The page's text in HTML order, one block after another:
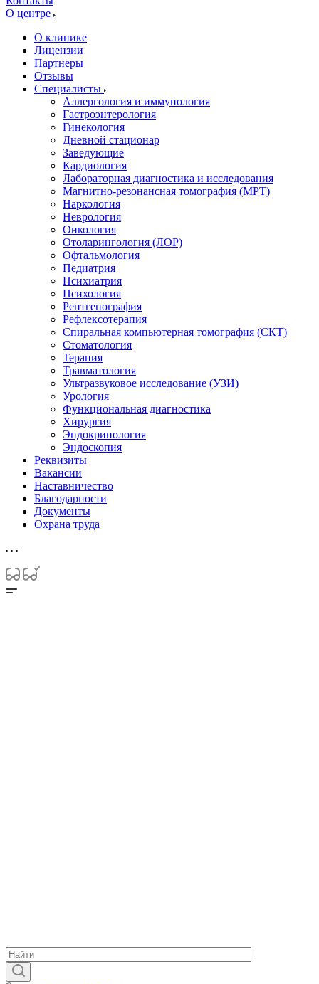
О центре
О клинике
Лицензии
Партнеры
Отзывы
Специалисты
Аллергология и иммунология
Гастроэнтерология
Гинекология
Дневной стационар
Заведующие
Кардиология
Лабораторная диагностика и исследования
Магнитно-резонансная томография (МРТ)
Наркология
Неврология
Онкология
Отоларингология (ЛОР)
Офтальмология
Педиатрия
Психиатрия
Психология
Рентгенография
Рефлексотерапия
Спиральная компьютерная томография (СКТ)
Стоматология
Терапия
Травматология
Ультразвуковое исследование (УЗИ)
Урология
Функциональная диагностика
Хирургия
Эндокринология
Эндоскопия
Реквизиты
Вакансии
Наставничество
Благодарности
Документы
Охрана труда